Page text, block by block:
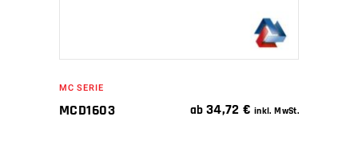
MC SERIE
MCD1603 ab 34,72€ inkl. MwSt.